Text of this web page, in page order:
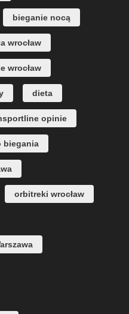
bieganie nocą
wrocław
wrocław
dieta
opinie
biegania
orbitreki wrocław